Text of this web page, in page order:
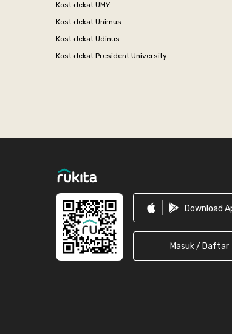
Kost dekat UMY
Kost dekat Unimus
Kost dekat Udinus
Kost dekat President University
Download
Masuk / Daftar